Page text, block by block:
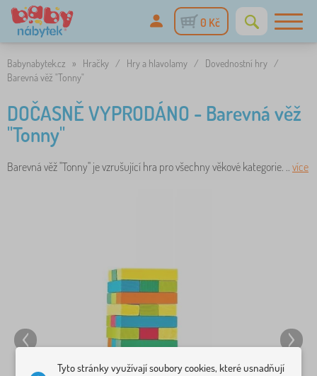
0 Kč
Babynabytek.cz » Hračky / Hry a hlavolamy / Dovednostní hry /
Barevná věž "Tonny"
DOČASNĚ VYPRODÁNO - Barevná věž
"Tonny"
Barevná věž "Tonny" je vzrušující hra pro všechny věkové kategorie. .. více
Tyto stránky využívají soubory cookies, které usnadňují